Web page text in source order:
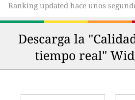
Ranking updated hace unos
Descarga la
tiempo real"